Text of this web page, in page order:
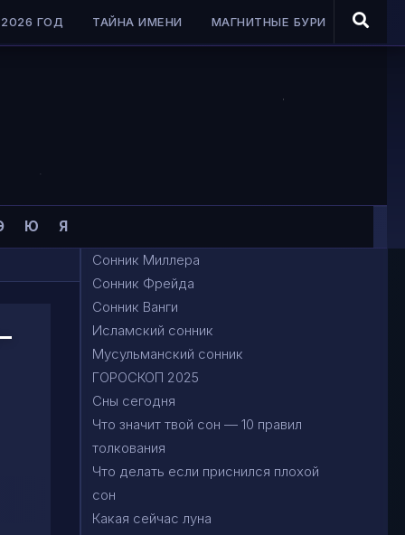
ГОД ТАЙНА ИМЕНИ МАГНИТНЫЕ БУРИ
Ю Я
Сонник Миллера
Сонник Фрейда
Сонник Ванги
Исламский сонник
Мусульманский сонник
ГОРОСКОП 2025
Сны сегодня
Что значит твой сон — 10 правил
толкования
Что делать если приснился плохой
сон
Какая сейчас луна